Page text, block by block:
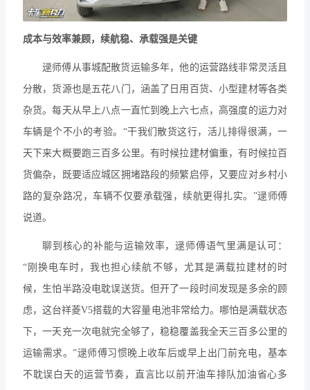
成本与效率兼顾，续航稳、承载强是关键
逯师傅从事城配散货运输多年，他的运营路线非常灵活且
分散，货源也是五花八门，涵盖了日用百货、小型建材等各类
杂货。每天从早上八点一直忙到晚上六七点，高强度的运力对
车辆是个不小的考验。“干我们散货这行，活儿排得很满，一
天下来大概要跑三百多公里。有时候拉建材偏重，有时候拉百
货偏杂，既要适应城区拥堵路段的频繁启停，又要应对乡村小
路的复杂路况，车辆不仅要承载强，续航更得扎实。”逯师傅
说道。
聊到核心的补能与运输效率，逯师傅语气里满是认可：
“刚换电车时，我也担心续航不够，尤其是满载拉建材的时
候，生怕半路没电耽误送货。但开了一段时间发现是多余的顾
虑，这台祥菱V5搭载的大容量电池非常给力。哪怕是满载状态
下，一天充一次电就完全够了，稳稳覆盖我全天三百多公里的
运输需求。”逯师傅习惯晚上收车后或早上出门前充电，基本
不耽误白天的运营节奏，直言比以前开油车排队加油省心多